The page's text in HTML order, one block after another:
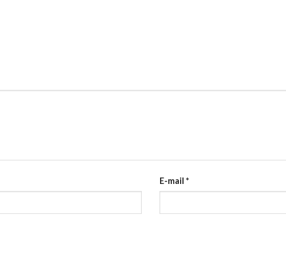
E-mail *